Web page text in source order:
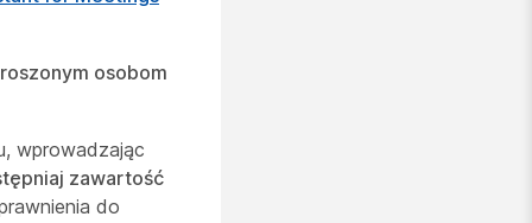
osobom
wprowadzając
zawartość
do